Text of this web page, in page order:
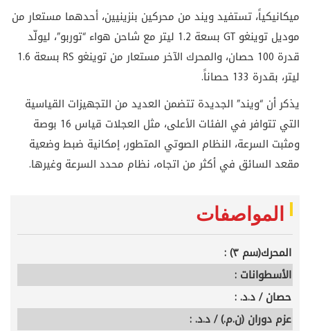
ميكانيكياً، تستفيد ويند من محركين بنزينيين، أحدهما مستعار من
موديل توينغو GT بسعة 1.2 ليتر مع شاحن هواء “توربو”، ليولّد
قدرة 100 حصان، والمحرك الآخر مستعار من توينغو RS بسعة 1.6
ليتر، بقدرة 133 حصاناً.
يذكر أن “ويند” الجديدة تتضمن العديد من التجهيزات القياسية
التي تتوافر في الفئات الأعلى، مثل العجلات قياس 16 بوصة
ومثبت السرعة، النظام الصوتي المتطور، إمكانية ضبط وضعية
مقعد السائق في أكثر من اتجاه، نظام محدد السرعة وغيرها.
المواصفات
المحرك(سم ٣) :
الأسطوانات :
حصان / د.د. :
عزم دوران (ن.م.) / د.د. :